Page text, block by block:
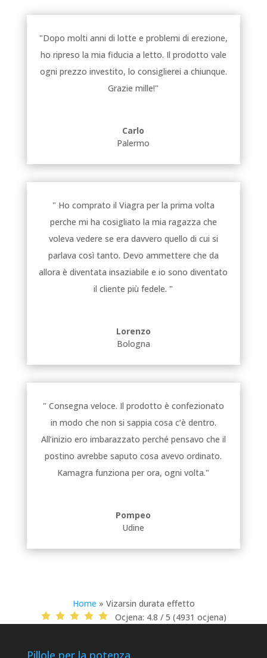
"Dopo molti anni di lotte e problemi di erezione,
ho ripreso la mia fiducia a letto. Il prodotto vale
ogni prezzo investito, lo consiglierei a chiunque.
Grazie mille!"
Carlo
Palermo
" Ho comprato il Viagra per la prima volta
perche mi ha cosigliato la mia ragazza che
voleva vedere se era davvero quello di cui si
parlava così tanto. Devo ammettere che da
allora è diventata insaziabile e io sono diventato
il cliente più fedele. "
Lorenzo
Bologna
" Consegna veloce. Il prodotto è confezionato
in modo che non si sappia cosa c’è dentro.
All’inizio ero imbarazzato perché pensavo che il
postino avrebbe saputo cosa avevo ordinato.
Kamagra funziona per ora, ogni volta."
Pompeo
Udine
Home » Vizarsin durata effetto
Ocjena: 4.8 / 5 (4931 ocjena)